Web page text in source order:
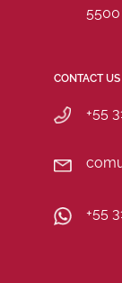
5500
CONTACT US
+55
+55